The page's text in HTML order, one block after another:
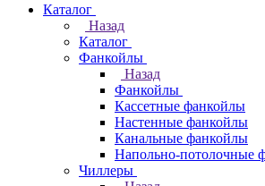
Каталог
Назад
Каталог
Фанкойлы
Назад
Фанкойлы
Кассетные фанкойлы
Настенные фанкойлы
Канальные фанкойлы
Напольно-потолочные
Чиллеры